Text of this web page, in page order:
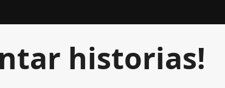
historias!